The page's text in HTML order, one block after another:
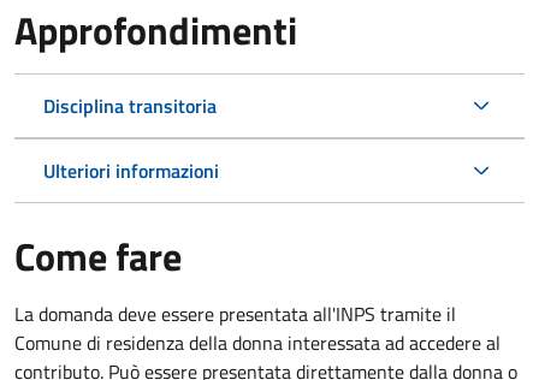
Approfondimenti
Disciplina transitoria
Ulteriori informazioni
Come fare
La domanda deve essere presentata all'INPS tramite il
Comune di residenza della donna interessata ad accedere al
contributo. Può essere presentata direttamente dalla donna o